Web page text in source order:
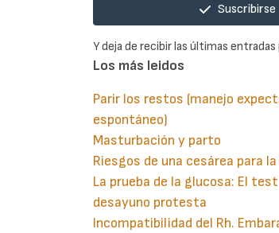
Suscribirse
Y deja de recibir las últimas entradas
Los más leidos
Parir los restos (manejo
espontáneo)
Masturbación y parto
Riesgos de una cesárea para
La prueba de la glucosa: El test
desayuno protesta
Incompatibilidad del Rh.